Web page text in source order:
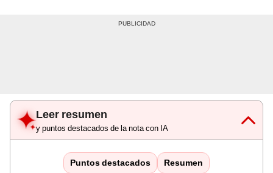
Leer resumen
y puntos destacados de la nota con IA
Puntos destacados Resumen